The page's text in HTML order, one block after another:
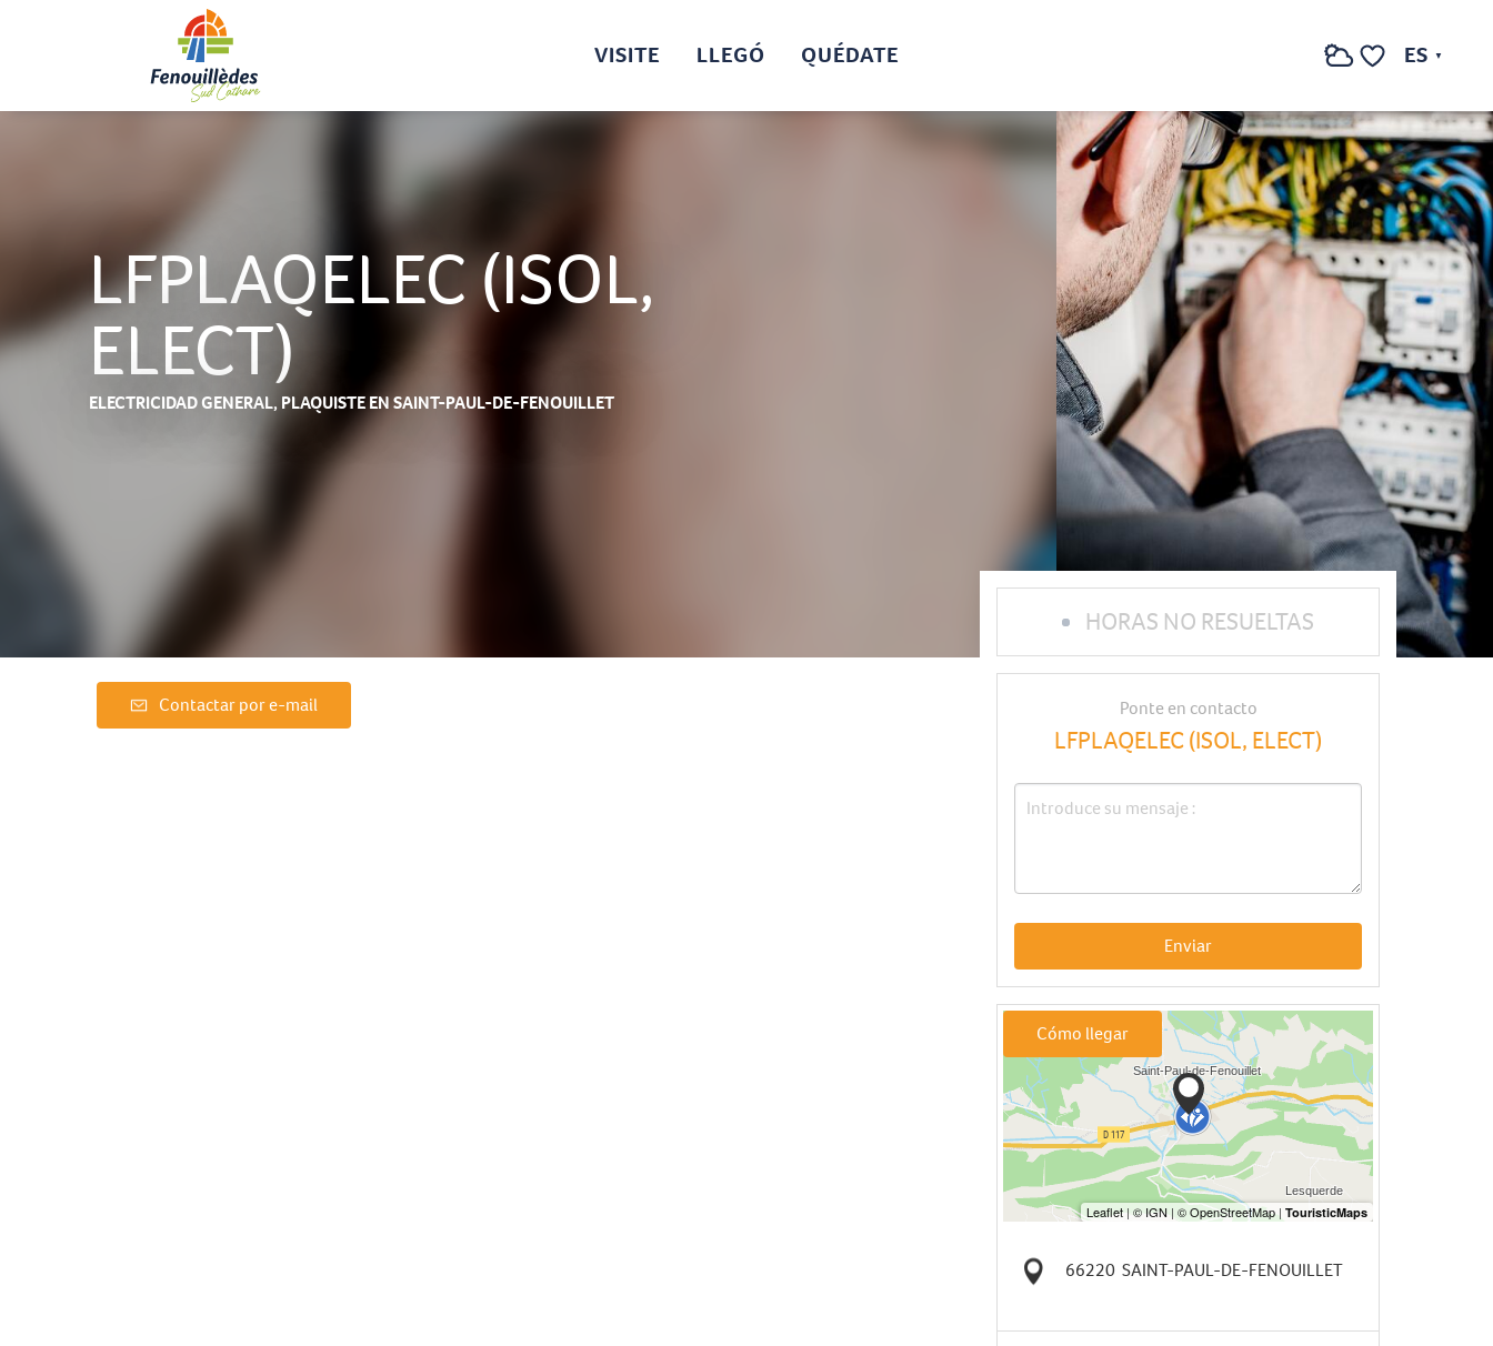
Buscar ES
VISITE LLEGÓ QUÉDATE
LFPLAQELEC (ISOL,
ELECT)
ELECTRICIDAD GENERAL, PLAQUISTEEN SAINT-PAUL-DE-FENOUILLET
Contactar por e-mail
HORAS NO RESUELTAS
Ponte en contacto
LFPLAQELEC (ISOL, ELECT)
Enviar
Cómo llegar
66220 SAINT-PAUL-DE-FENOUILLET